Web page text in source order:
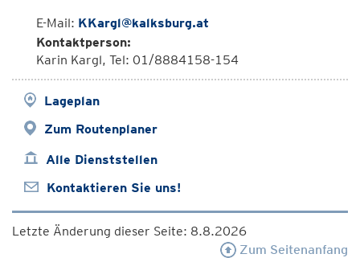
E-Mail: KKargl@kalksburg.at
Kontaktperson:
Karin Kargl, Tel: 01/8884158-154
Lageplan
Zum Routenplaner
Alle Dienststellen
Kontaktieren Sie uns!
Letzte Änderung dieser Seite: 8.8.2026
Zum Seitenanfang